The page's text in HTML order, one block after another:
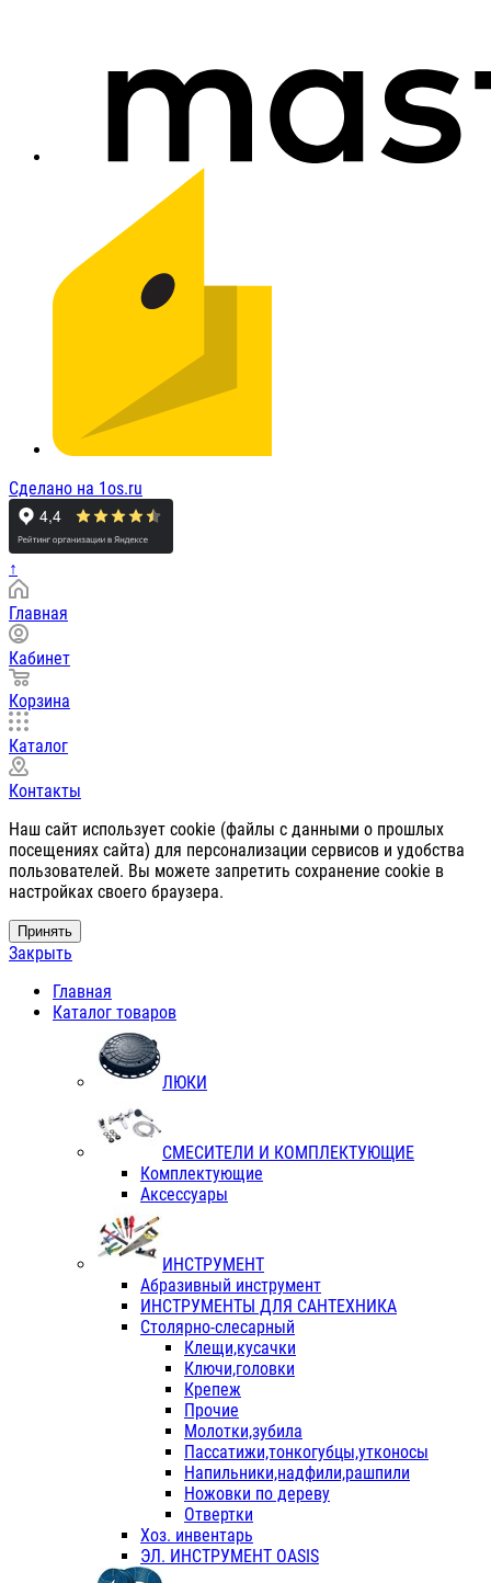
Сделано на 1os.ru
↑
Главная
Кабинет
Корзина
Каталог
Контакты
Наш сайт использует cookie (файлы с данными о прошлых
посещениях сайта) для персонализации сервисов и удобства
пользователей. Вы можете запретить сохранение cookie в
настройках своего браузера.
Принять
Закрыть
Главная
Каталог товаров
ЛЮКИ
СМЕСИТЕЛИ И КОМПЛЕКТУЮЩИЕ
Комплектующие
Аксессуары
ИНСТРУМЕНТ
Абразивный инструмент
ИНСТРУМЕНТЫ ДЛЯ САНТЕХНИКА
Столярно-слесарный
Клещи,кусачки
Ключи,головки
Крепеж
Прочие
Молотки,зубила
Пассатижи,тонкогубцы,утконосы
Напильники,надфили,рашпили
Ножовки по дереву
Отвертки
Хоз. инвентарь
ЭЛ. ИНСТРУМЕНТ OASIS